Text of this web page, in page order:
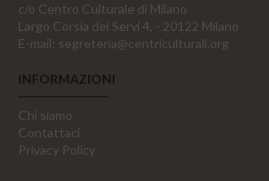
c/o Centro Culturale di Milano
Largo Corsia dei Servi 4, - 20122 Milano
E-mail: segreteria@centriculturali.org
INFORMAZIONI
Chi siamo
Contattaci
Privacy Policy